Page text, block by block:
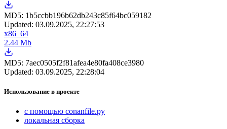
MD5: 1b5ccbb196b62db243c85f64bc059182
Updated: 03.09.2025, 22:27:53
x86_64
2.44 Mb
MD5: 7aec0505f2f81afea4e80fa408ce3980
Updated: 03.09.2025, 22:28:04
Использование в проекте
с помощью conanfile.py
локальная сборка